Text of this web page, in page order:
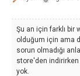
Şu an için farklı bir
olduğum için ama
sorun olmadığı
store'den
yok.